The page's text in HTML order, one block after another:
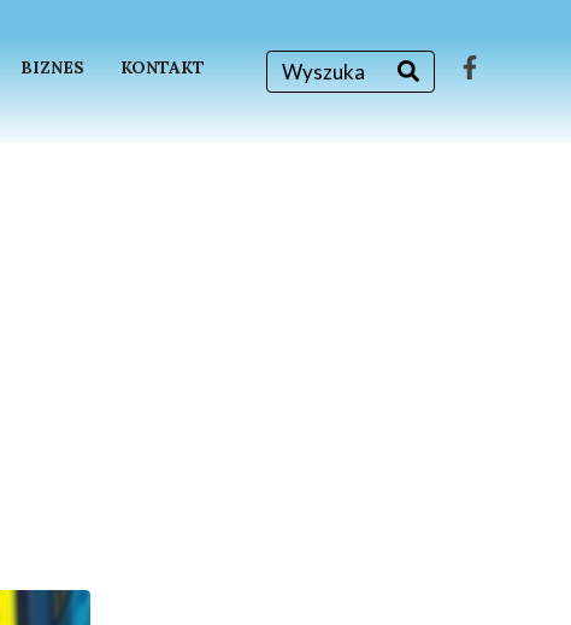
BIZNES KONTAKT